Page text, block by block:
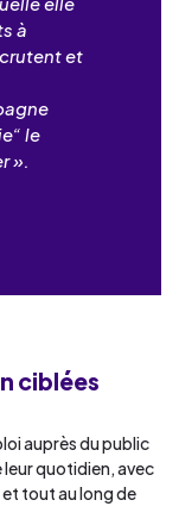
à
et
le
».
ciblées
auprès du public
leur quotidien, avec
et tout au long de